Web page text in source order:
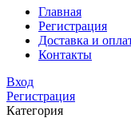
Главная
Регистрация
Доставка и
Контакты
Вход
Регистрация
Категория